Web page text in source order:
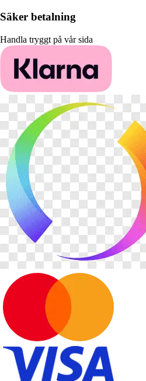
Säker betalning
Handla tryggt på vår sida